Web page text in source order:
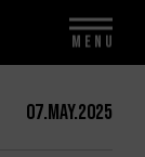
07.May.2025
MENU